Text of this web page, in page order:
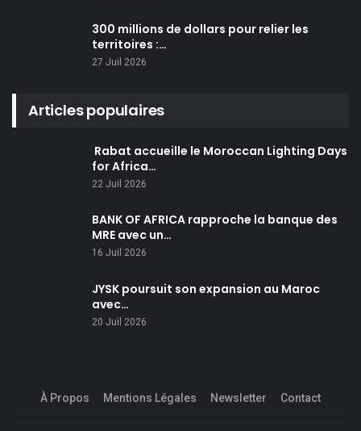
300 millions de dollars pour relier les
territoires :…
27 Juil 2026
Articles populaires
Rabat accueille le Moroccan Lighting Days
for Africa…
22 Juil 2026
BANK OF AFRICA rapproche la banque des
MRE avec un…
16 Juil 2026
JYSK poursuit son expansion au Maroc
avec…
20 Juil 2026
À Propos Mentions Légales Newsletter Contact